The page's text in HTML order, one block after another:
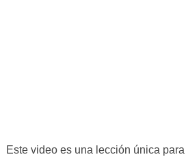
Este video es una lección única